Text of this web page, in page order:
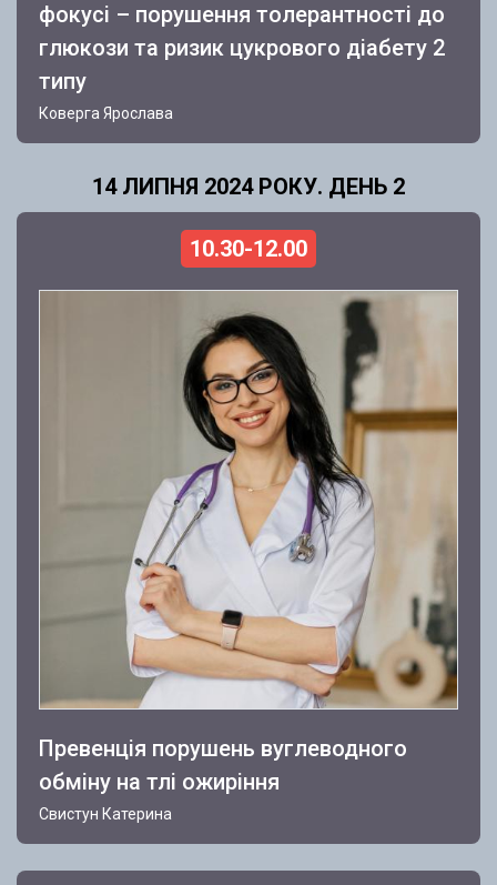
фокусі – порушення толерантності до
глюкози та ризик цукрового діабету 2
типу
Коверга Ярослава
14 ЛИПНЯ 2024 РОКУ. ДЕНЬ 2
10.30-12.00
Превенція порушень вуглеводного
обміну на тлі ожиріння
Свистун Катерина